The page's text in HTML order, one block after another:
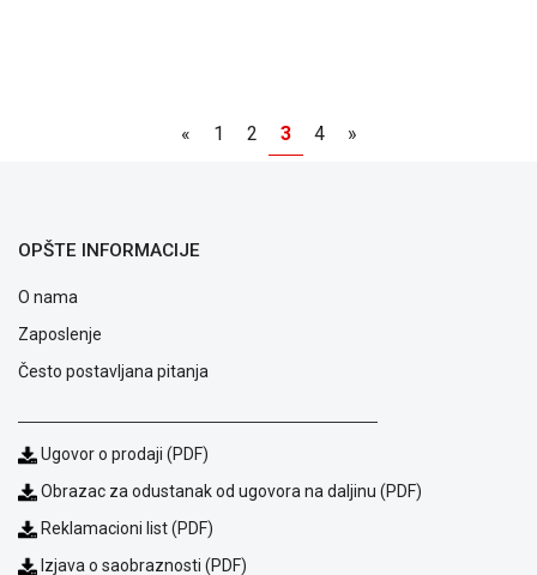
« 1 2 3 4 »
OPŠTE INFORMACIJE
O nama
Zaposlenje
Često postavljana pitanja
Ugovor o prodaji (PDF)
Obrazac za odustanak od ugovora na daljinu (PDF)
Reklamacioni list (PDF)
Izjava o saobraznosti (PDF)